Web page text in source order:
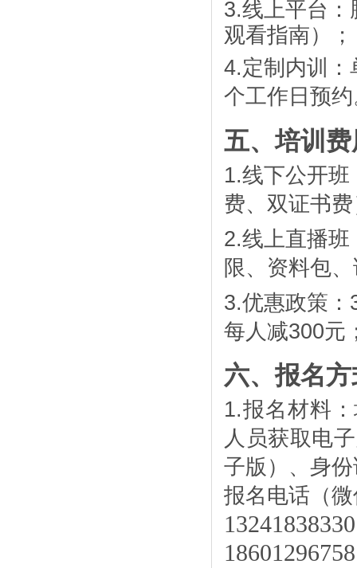
3.线上平台：
观看指南）；
4.定制内训
个工作日预
五、培训费
1.线下公开班
费、双证书
2.线上直播班
限、资料包
3.优惠政策：
每人减300元
六、报名方
1.报名材料
人员获取电
子版）、身
报名电话 （